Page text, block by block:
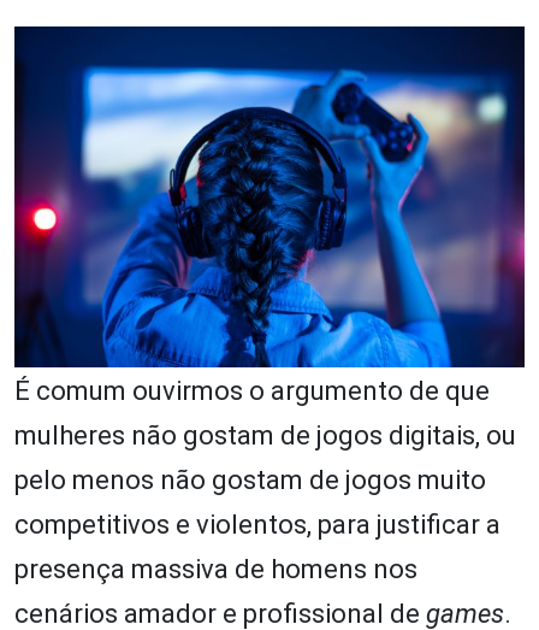
É comum ouvirmos o argumento de que
mulheres não gostam de jogos digitais, ou
pelo menos não gostam de jogos muito
competitivos e violentos, para justificar a
presença massiva de homens nos
cenários amador e profissional de games.